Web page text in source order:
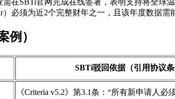
）必须为近2个完整财年之一，且该年度数据
例）
SBTi驳回依据（引用协议条
《Criteria v5.2》第3.1条：“所有新申请人必